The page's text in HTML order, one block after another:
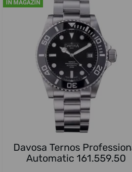
ÎN MAGAZIN
Davosa Ternos
Automatic 161.559.50